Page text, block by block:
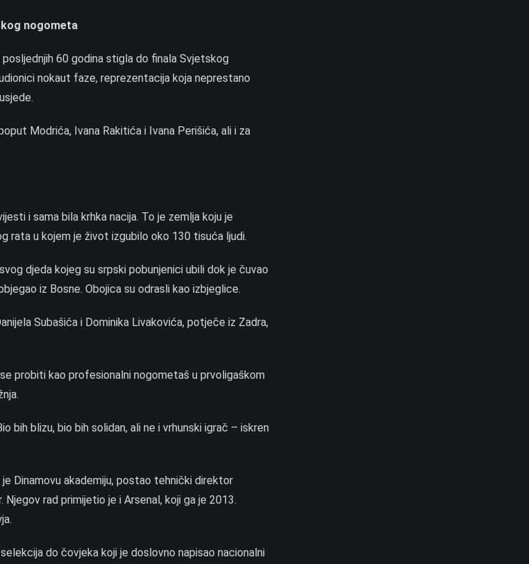
nogometa
60 godina stigla do finala Svjetskog
nokaut faze, reprezentacija koja neprestano
Modrića, Ivana Rakitića i Ivana Perišića, ali i za
i sama bila krhka nacija. To je zemlja koju je
rata u kojem je život izgubilo oko 130 tisuća ljudi.
djeda kojeg su srpski pobunjenici ubili dok je čuvao
iz Bosne. Obojica su odrasli kao izbjeglice.
Subašića i Dominika Livakovića, potječe iz Zadra,
probiti kao profesionalni nogometaš u prvoligaškom
bih blizu, bio bih solidan, ali ne i vrhunski igrač – iskren
Dinamovu akademiju, postao tehnički direktor
rad primijetio je i Arsenal, koji ga je 2013.
do čovjeka koji je doslovno napisao nacionalni